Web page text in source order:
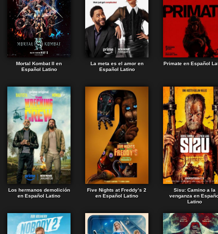
Mortal Kombat II en
Español Latino
La meta es el amor en
Español Latino
Primate en Español
Los hermanos demolición
en Español Latino
Five Nights at Freddy’s 2
en Español Latino
Sisu: Camino a la
venganza en
Latino